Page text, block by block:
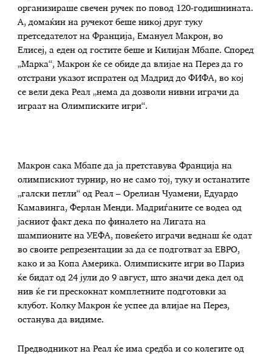
организираше свечен ручек по повод 120-годишнината.
А, домаќин на ручекот беше никој друг туку
претседателот на Франција, Емануел Макрон, во
Елисеј, а еден од гостите беше и Килијан Мбапе. Според
„Марка“, Макрон ќе се обиде да влијае на Перез да го
отстрани указот испратен од Мадрид до ФИФА, во кој
се вели дека Реал „нема да дозволи нивни играчи да
играат на Олимписките игри“.
Макрон сака Мбапе да ја претставува Франција на
олимпискиот турнир, но не само тој, туку и останатите
„галски петли“ од Реал – Орелиан Чуамени, Едуардо
Камавинга, Ферлан Менди. Мадриѓаните се водеа од
јасниот факт дека по финалето на Лигата на
шампионите на УЕФА, повеќето играчи веднаш ќе одат
во своите репрезентации за да се подготват за ЕВРО,
како и за Копа Америка. Олимписките игри во Париз
ќе бидат од 24 јули до 9 август, што значи дека дел од
нив ќе ги прескокнат комплетните подготовки за
клубот. Колку Макрон ќе успее да влијае на Перез,
останува да видиме.
Предводникот на Реал ќе има средба и со колегите од